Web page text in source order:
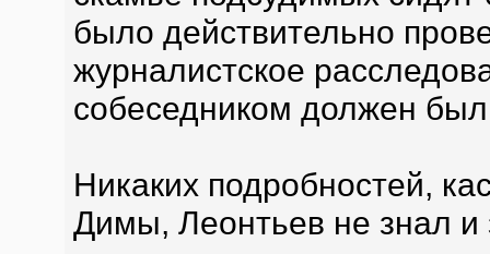
было действительно
журналистское
собеседником должен
Никаких подробностей,
Димы, Леонтьев не знал и